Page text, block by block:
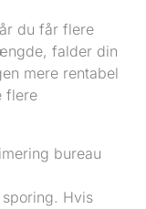
du får flere
falder din
mere rentabel
flere
bureau
Hvis